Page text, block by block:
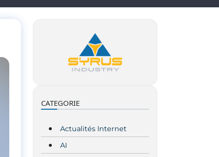
CATEGORIE
Actualités Internet
AI